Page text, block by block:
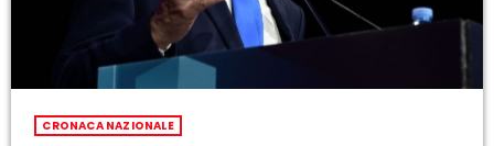
CRONACA NAZIONALE